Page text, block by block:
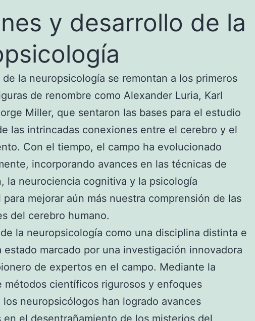
y desarrollo de la
de la neuropsicología se remontan a los primeros
de renombre como Alexander Luria, Karl
Miller, que sentaron las bases para el estudio
las intrincadas conexiones entre el cerebro y el
Con el tiempo, el campo ha evolucionado
incorporando avances en las técnicas de
la neurociencia cognitiva y la psicología
mejorar aún más nuestra comprensión de las
del cerebro humano.
la neuropsicología como una disciplina distinta e
marcado por una investigación innovadora
de expertos en el campo. Mediante la
métodos científicos rigurosos y enfoques
los neuropsicólogos han logrado avances